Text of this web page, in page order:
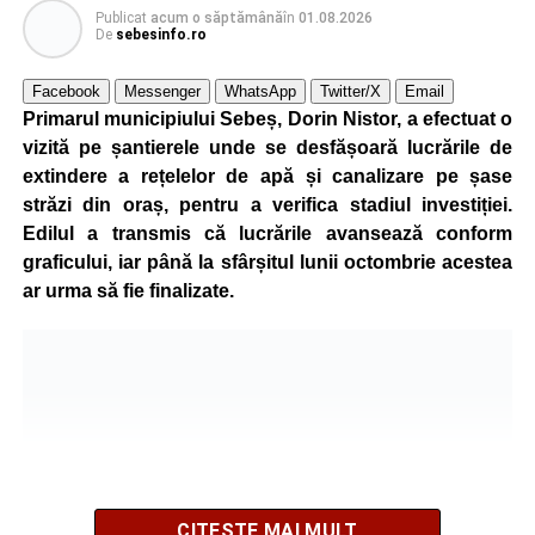
Reprezentanții Primăriei Sebeș precizează că măsura nu
va afecta siguranța traficului rutier și pietonal, iar
vizibilitatea pe străzile municipiului va fi menținută la un
nivel corespunzător.
Administrația locală subliniază că decizia are caracter
temporar și este adoptată în contextul actualei situații
energetice din România, în condițiile în care autoritățile
centrale au cerut instituțiilor publice să adopte măsuri
pentru reducerea cheltuielilor și a consumului de energie,
Lista străzilor pe care se aplică
Publicat acum o săptămânăîn 01.08.2026
De sebesinfo.ro
Facebook Messenger WhatsApp Twitter/X Email
Primarul municipiului Sebeș, Dorin Nistor, a efectuat o
vizită pe șantierele unde se desfășoară lucrările de
extindere a rețelelor de apă și canalizare pe șase
străzi din oraș, pentru a verifica stadiul investiției.
Edilul a transmis că lucrările avansează conform
graficului, iar până la sfârșitul lunii octombrie acestea
ar urma să fie finalizate.